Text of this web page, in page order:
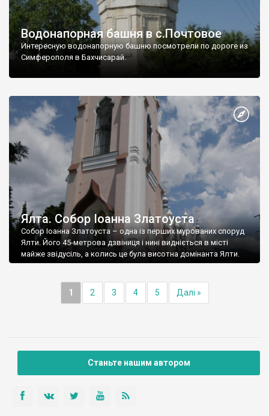
Водонапорная башня в с.Почтовое
Интересную водонапорную башню посмотрели по дороге из
Симферополя в Бахчисарай.
Ялта. Собор Іоанна Златоуста
Собор Іоанна Златоуста – одна із перших мурованих споруд
Ялти. Його 45-метрова дзвіниця і нині видніється в місті
майже звідусіль, а колись це була висотна домінанта Ялти.
1 2 3 4 5 Далі »
Станьте нашим автором